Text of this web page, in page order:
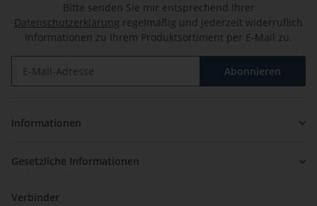
Bitte senden Sie mir entsprechend Ihrer
Datenschutzerklärung regelmäßig und jederzeit widerruflich
Informationen zu Ihrem Produktsortiment per E-Mail zu.
Abonnieren
Informationen
Gesetzliche Informationen
Verbinder